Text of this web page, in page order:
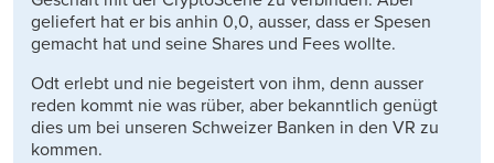
geliefert hat er bis anhin 0,0, ausser, dass er Spesen
gemacht hat und seine Shares und Fees wollte.
Odt erlebt und nie begeistert von ihm, denn ausser
reden kommt nie was rüber, aber bekanntlich genügt
dies um bei unseren Schweizer Banken in den VR zu
kommen.